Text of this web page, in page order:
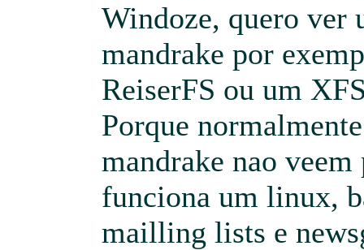
Windoze, quero ver
mandrake por
ReiserFS ou um
Porque
mandrake nao veem
funciona um linux,
mailling lists e